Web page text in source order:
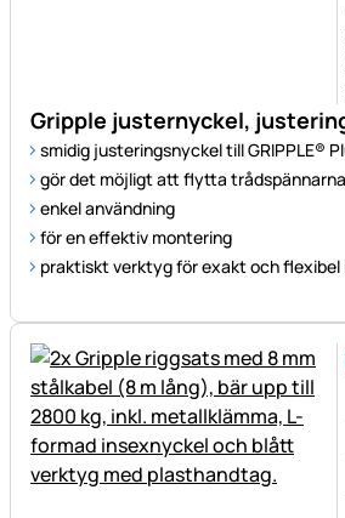
Gripple justernyckel,
smidig justeringsnyckel till GRIPPLE®
gör det möjligt att flytta
enkel användning
för en effektiv montering
praktiskt verktyg för exakt och